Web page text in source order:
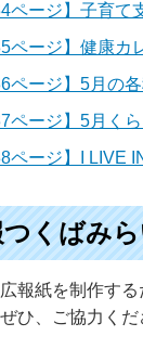
ページ】子育て
ページ】健康カ
ページ】5月の
ページ】5月く
ページ】I LIVE
つくばみ
報紙を制作す
ひ、ご協力くだ